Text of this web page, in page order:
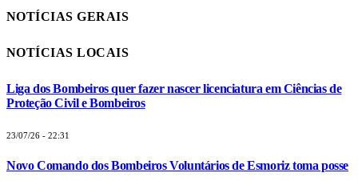
NOTÍCIAS GERAIS
NOTÍCIAS LOCAIS
Liga dos Bombeiros quer fazer nascer licenciatura em Ciências de
Proteção Civil e Bombeiros
23/07/26 - 22:31
Novo Comando dos Bombeiros Voluntários de Esmoriz toma posse